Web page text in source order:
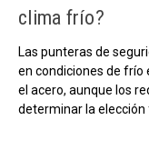
clima frío?
Las punteras de
en condiciones de frío
el acero, aunque los
determinar la elección